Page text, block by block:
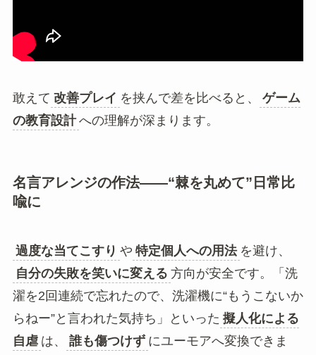
敢えて 改善プレイ を挟んで差を比べると、
ゲーム
の教育設計 への理解が深まります。
名言アレンジの作法――“棘を丸めて”日常比
喩に
過度な当てこすり や 特定個人への用法 を避け、
自分の失敗を笑いに変える 方向が安全です。「洗
濯を2回連続で忘れたので、洗濯機に“もうこないか
らねー”と言われた気持ち」といった 擬人化による
自虐 は、 誰も傷つけず にユーモアへ変換できま